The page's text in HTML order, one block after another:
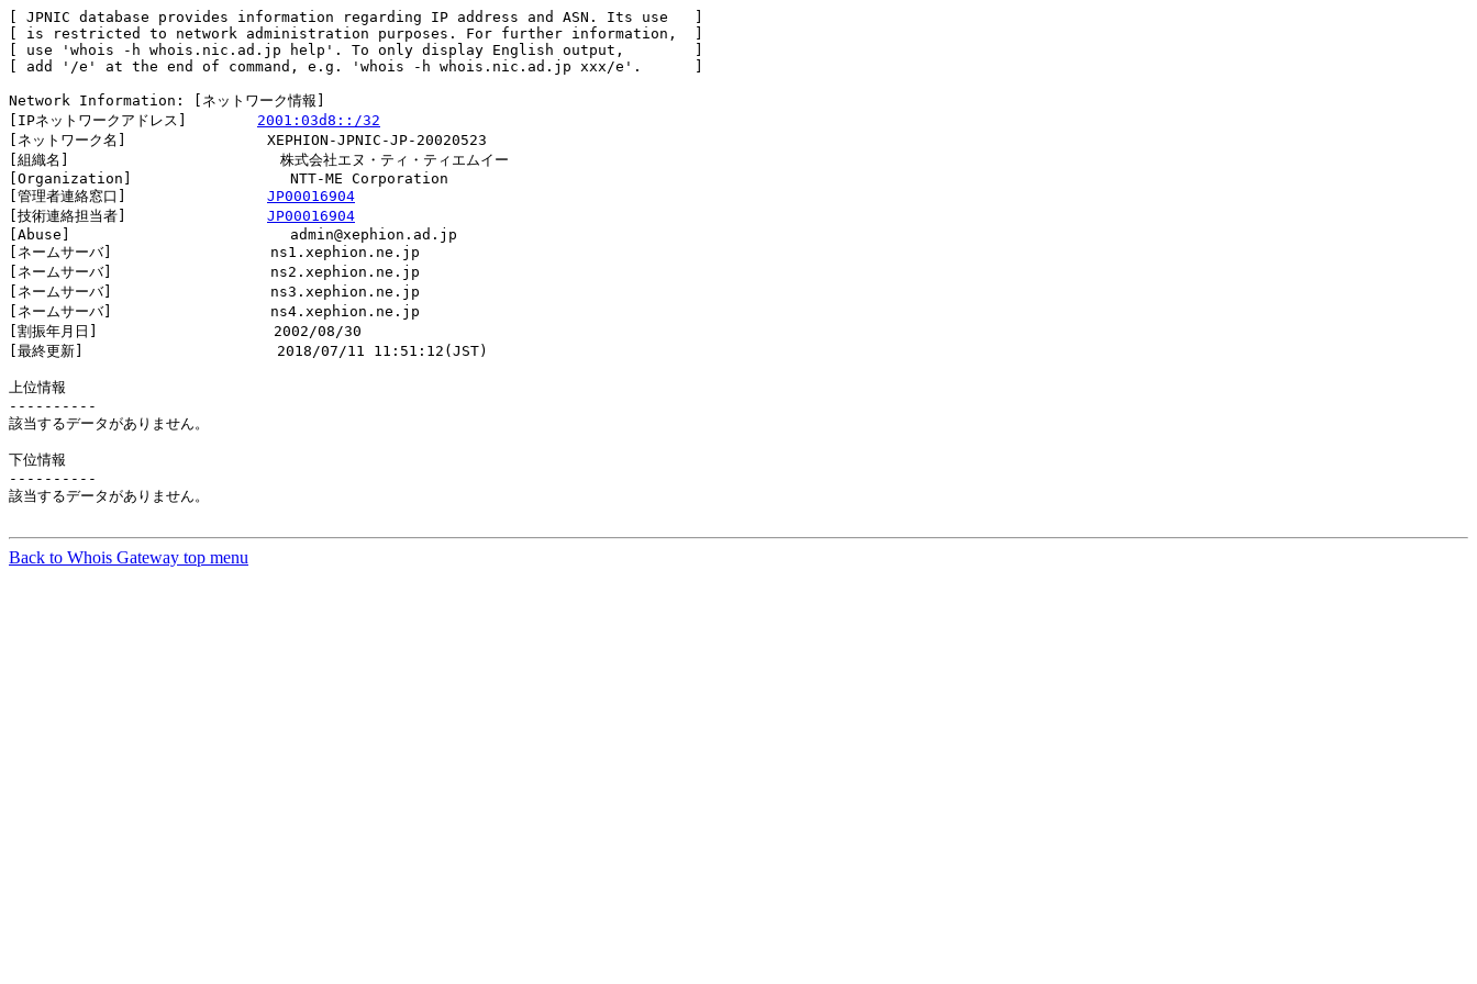
[ JPNIC database provides information regarding IP address and ASN. Its use   ]
[ is restricted to network administration purposes. For further information,  ]
[ use 'whois -h whois.nic.ad.jp help'. To only display English output,        ]
[ add '/e' at the end of command, e.g. 'whois -h whois.nic.ad.jp xxx/e'.      ]
Network Information: [ネットワーク情報]
[IPネットワークアドレス] 2001:03d8::/32
[ネットワーク名]                XEPHION-JPNIC-JP-20020523
[組織名]                        株式会社エヌ・ティ・ティエムイー
[Organization]                  NTT-ME Corporation
[管理者連絡窓口] JP00016904
[技術連絡担当者] JP00016904
[Abuse]                         admin@xephion.ad.jp
[ネームサーバ]                  ns1.xephion.ne.jp
[ネームサーバ]                  ns2.xephion.ne.jp
[ネームサーバ]                  ns3.xephion.ne.jp
[ネームサーバ]                  ns4.xephion.ne.jp
[割振年月日]                    2002/08/30
[最終更新]                      2018/07/11 11:51:12(JST)
上位情報
----------
該当するデータがありません。
下位情報
----------
該当するデータがありません。
Back to Whois Gateway top menu